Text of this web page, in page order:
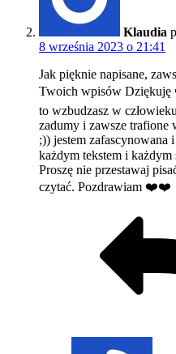
Klaudia
8 września 2023 o 21:41
Jak pięknie napisane,
Twoich wpisów Dziękuję
to wzbudzasz w
zadumy i zawsze
;)) jestem zafascynowana
każdym tekstem i
Proszę nie przestawaj
czytać. Pozdrawiam ❤️❤️